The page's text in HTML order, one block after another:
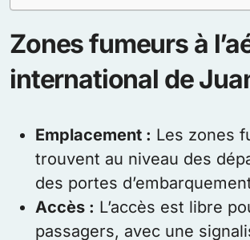
Zones fumeurs à
international de
Emplacement : Les zones
trouvent au niveau des
des portes
Accès : L’accès est libre
passagers, avec une